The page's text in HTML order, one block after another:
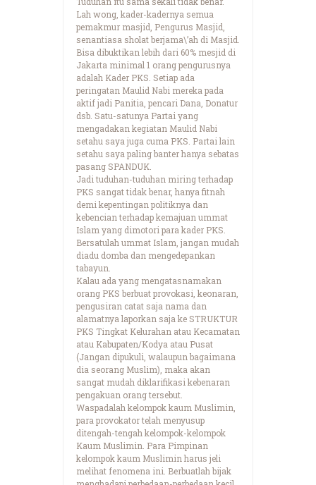
Lah wong, kader-kadernya semua
pemakmur masjid, Pengurus Masjid,
senantiasa sholat berjama\’ah di Masjid.
Bisa dibuktikan lebih dari 60% mesjid di
Jakarta minimal 1 orang pengurusnya
adalah Kader PKS. Setiap ada
peringatan Maulid Nabi mereka pada
aktif jadi Panitia, pencari Dana, Donatur
dsb. Satu-satunya Partai yang
mengadakan kegiatan Maulid Nabi
setahu saya juga cuma PKS. Partai lain
setahu saya paling banter hanya sebatas
pasang SPANDUK.
Jadi tuduhan-tuduhan miring terhadap
PKS sangat tidak benar, hanya fitnah
demi kepentingan politiknya dan
kebencian terhadap kemajuan ummat
Islam yang dimotori para kader PKS.
Bersatulah ummat Islam, jangan mudah
diadu domba dan mengedepankan
tabayun.
Kalau ada yang mengatasnamakan
orang PKS berbuat provokasi, keonaran,
pengusiran catat saja nama dan
alamatnya laporkan saja ke STRUKTUR
PKS Tingkat Kelurahan atau Kecamatan
atau Kabupaten/Kodya atau Pusat
(Jangan dipukuli, walaupun bagaimana
dia seorang Muslim), maka akan
sangat mudah diklarifikasi kebenaran
pengakuan orang tersebut.
Waspadalah kelompok kaum Muslimin,
para provokator telah menyusup
ditengah-tengah kelompok-kelompok
Kaum Muslimin. Para Pimpinan
kelompok kaum Muslimin harus jeli
melihat fenomena ini. Berbuatlah bijak